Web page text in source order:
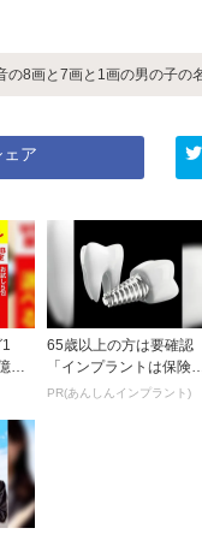
の8画と7画と1画の男の子の
ェア
包
で
65歳以上の方は要確認
「インプラントは保険
用か？」あなたに沿った
PR(あんしんインプラント)